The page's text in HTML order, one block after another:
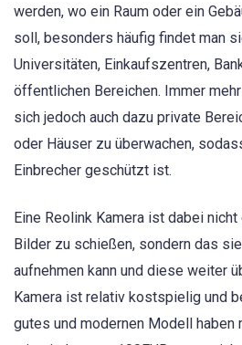
werden, wo ein Raum oder ein
soll, besonders häufig findet man
Universitäten, Einkaufszentren,
öffentlichen Bereichen. Immer
sich jedoch auch dazu private
oder Häuser zu überwachen,
Einbrecher geschützt ist.
Eine Reolink Kamera ist dabei
Bilder zu schießen, sondern das
aufnehmen kann und diese weiter
Kamera ist relativ kostspielig und
gutes und modernen Modell haben